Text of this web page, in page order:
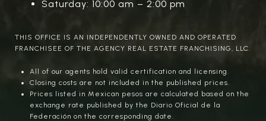
Saturday: 10:00 am – 2:00 pm
THIS OFFICE IS AN INDEPENDENTLY OWNED AND OPERATED
FRANCHISEE OF THE AGENCY REAL ESTATE FRANCHISING, LLC.
All of our agents hold valid certification and licensing.
Closing costs are not included in the published prices.
Prices listed in Mexican pesos are calculated based on the
exchange rate published by the Diario Oficial de la
Federación on the corresponding date.